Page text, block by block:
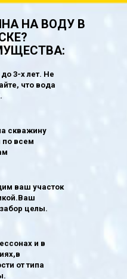
НА ВОДУ В
3-х лет. Не
что вода
скважину
по всем
ваш участок
целы.
и в
от типа